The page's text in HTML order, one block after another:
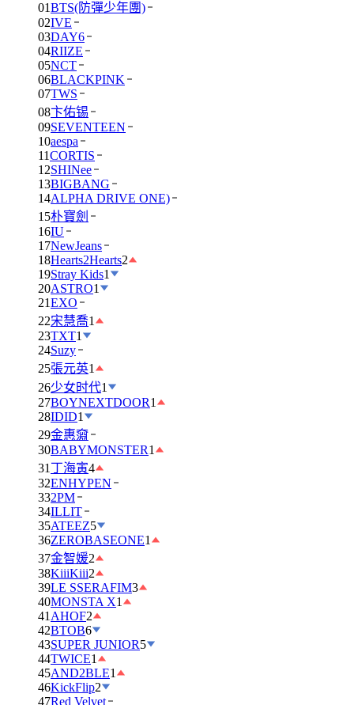
01BTS(防彈少年團)
02IVE
03DAY6
04RIIZE
05NCT
06BLACKPINK
07TWS
08卞佑锡
09SEVENTEEN
10aespa
11CORTIS
12SHINee
13BIGBANG
14ALPHA DRIVE ONE)
15朴寶劍
16IU
17NewJeans
18Hearts2Hearts2
19Stray Kids1
20ASTRO1
21EXO
22宋慧喬1
23TXT1
24Suzy
25張元英1
26少女时代1
27BOYNEXTDOOR1
28IDID1
29金惠奫
30BABYMONSTER1
31 丁海寅4
32ENHYPEN
332PM
34ILLIT
35ATEEZ5
36ZEROBASEONE1
37金智媛2
38KiiiKiii2
39LE SSERAFIM3
40MONSTA X1
41 AHOF2
42BTOB6
43SUPER JUNIOR5
44TWICE1
45AND2BLE1
46KickFlip2
47Red Velvet